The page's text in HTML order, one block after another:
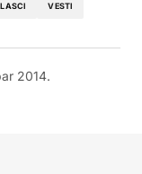
VESTI
2014.